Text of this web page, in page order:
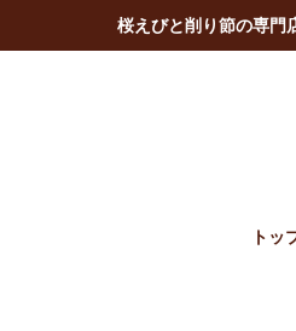
桜えびと削り節の専門
トッ